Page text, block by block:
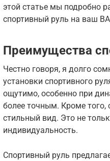
этой статье мы подробно
спортивный руль на ваш
Преимущества
Честно говоря, я долго
установки спортивного
ощутимо, особенно при
более точным. Кроме того,
стильный вид. Это не
индивидуальность.
Спортивный руль